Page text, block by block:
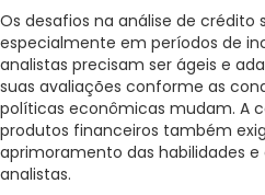
Os desafios na análise de crédito
especialmente em períodos de
analistas precisam ser ágeis e
suas avaliações conforme as
políticas econômicas mudam. A
produtos financeiros também
aprimoramento das habilidades
analistas.